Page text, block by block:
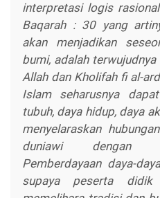
interpretasi logis
Baqarah : 30 yang
akan menjadikan
bumi, adalah
Allah dan Kholifah fi al-
Islam seharusnya
tubuh, daya hidup, daya
menyelaraskan
duniawi dengan
Pemberdayaan daya-
supaya peserta didik